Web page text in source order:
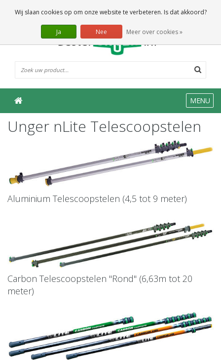
0 Artikelen
MENU
Unger nLite Telescoopstelen
Aluminium Telescoopstelen (4,5 tot 9 meter)
Carbon Telescoopstelen "Rond" (6,63m tot 20
meter)
Wij slaan cookies op om onze website te verbeteren. Is dat akkoord?
Ja Nee Meer over cookies »